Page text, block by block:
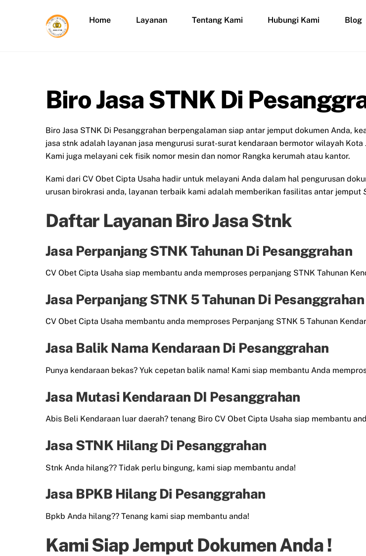
Home Layanan Tentang Kami Hubungi Kami Blog
Biro Jasa STNK Di
Biro Jasa STNK Di Pesanggrahan berpengalaman siap antar jemput dokumen Anda,
jasa stnk adalah layanan jasa mengurusi surat-surat kendaraan bermotor wilayah
Kami juga melayani cek fisik nomor mesin dan nomor Rangka kerumah atau kantor.
Kami dari CV Obet Cipta Usaha hadir untuk melayani Anda dalam hal pengurusan
urusan birokrasi anda, layanan terbaik kami adalah memberikan fasilitas antar jemput
Daftar Layanan Biro Jasa Stnk
Jasa Perpanjang STNK Tahunan Di Pesanggrahan
CV Obet Cipta Usaha siap membantu anda memproses perpanjang STNK Tahunan
Jasa Perpanjang STNK 5 Tahunan Di Pesanggrahan
CV Obet Cipta Usaha membantu anda memproses Perpanjang STNK 5 Tahunan
Jasa Balik Nama Kendaraan Di Pesanggrahan
Punya kendaraan bekas? Yuk cepetan balik nama! Kami siap membantu Anda
Jasa Mutasi Kendaraan DI Pesanggrahan
Abis Beli Kendaraan luar daerah? tenang Biro CV Obet Cipta Usaha siap membantu
Jasa STNK Hilang Di Pesanggrahan
Stnk Anda hilang?? Tidak perlu bingung, kami siap membantu anda!
Jasa BPKB Hilang Di Pesanggrahan
Bpkb Anda hilang?? Tenang kami siap membantu anda!
Kami Siap Jemput Dokumen Anda !